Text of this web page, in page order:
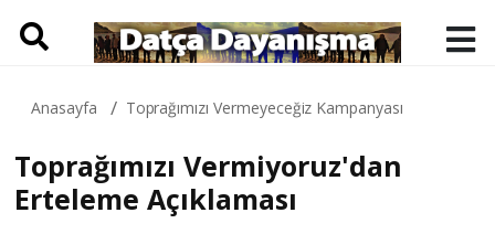
Anasayfa Toprağımızı Vermeyeceğiz Kampanyası
Toprağımızı Vermiyoruz'dan
Erteleme Açıklaması